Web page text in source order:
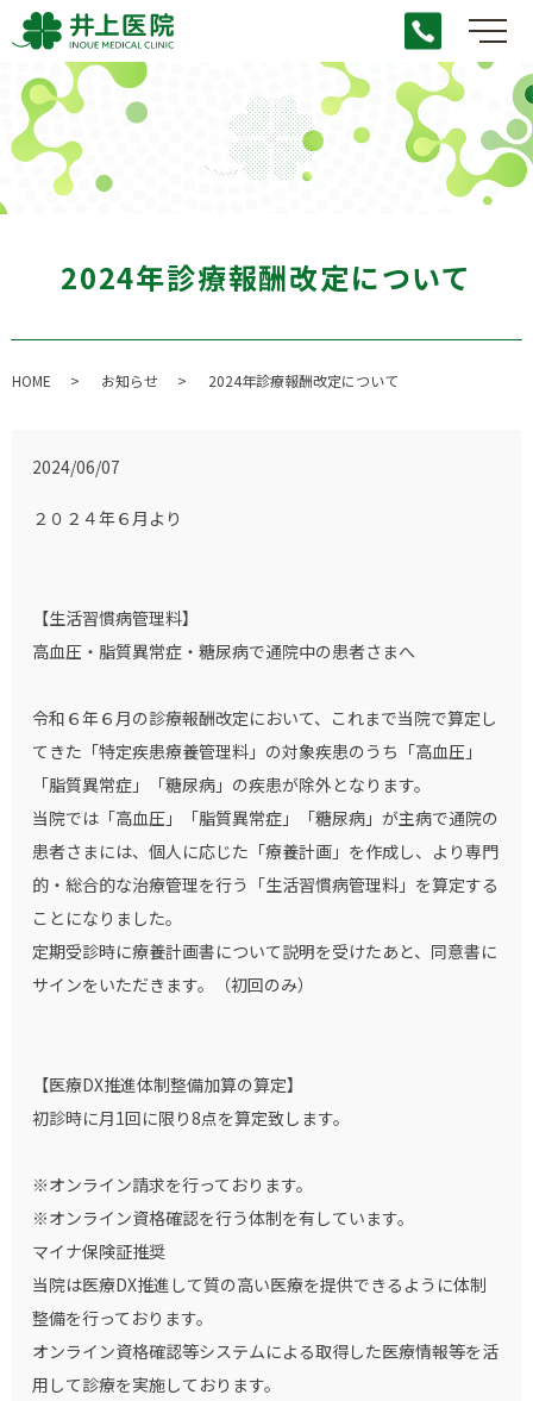
メ
2024年診療報酬改定について
HOME お知らせ 2024年診療報酬改定について
2024/06/07
２０２４年６月より
【生活習慣病管理料】
高血圧・脂質異常症・糖尿病で通院中の患者さまへ
令和６年６月の診療報酬改定において、これまで当院で算定し
てきた「特定疾患療養管理料」の対象疾患のうち「高血圧」
「脂質異常症」「糖尿病」の疾患が除外となります。
当院では「高血圧」「脂質異常症」「糖尿病」が主病で通院の
患者さまには、個人に応じた「療養計画」を作成し、より専門
的・総合的な治療管理を行う「生活習慣病管理料」を算定する
ことになりました。
定期受診時に療養計画書について説明を受けたあと、同意書に
サインをいただきます。（初回のみ）
【医療DX推進体制整備加算の算定】
初診時に月1回に限り8点を算定致します。
※オンライン請求を行っております。
※オンライン資格確認を行う体制を有しています。
マイナ保険証推奨
当院は医療DX推進して質の高い医療を提供できるように体制
整備を行っております。
オンライン資格確認等システムによる取得した医療情報等を活
用して診療を実施しております。